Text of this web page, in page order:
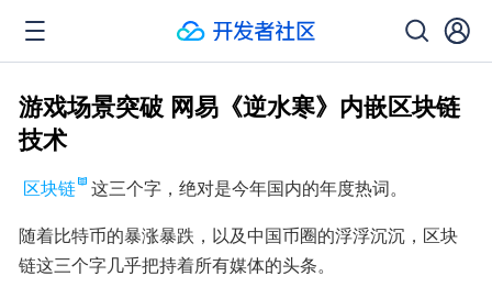
游戏场景突破 网易《逆水寒》内嵌区块链
技术
区块链
这三个字，绝对是今年国内的年度热词。
随着比特币的暴涨暴跌，以及中国币圈的浮浮沉沉，区块
链这三个字几乎把持着所有媒体的头条。